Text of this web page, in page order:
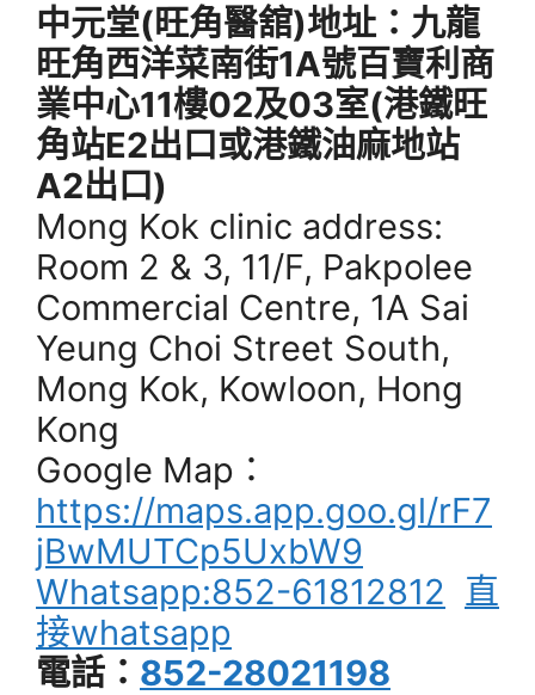
中元堂(旺角醫舘)地址：九龍
旺角西洋菜南街1A號百寶利商
業中心11樓02及03室(港鐵旺
角站E2出口或港鐵油麻地站
A2出口)
Mong Kok clinic address:
Room 2 & 3, 11/F, Pakpolee
Commercial Centre, 1A Sai
Yeung Choi Street South,
Mong Kok, Kowloon, Hong
Kong
Google Map：
https://maps.app.goo.gl/rF7
jBwMUTCp5UxbW9
Whatsapp:852-61812812 直
接whatsapp
電話： 852-28021198